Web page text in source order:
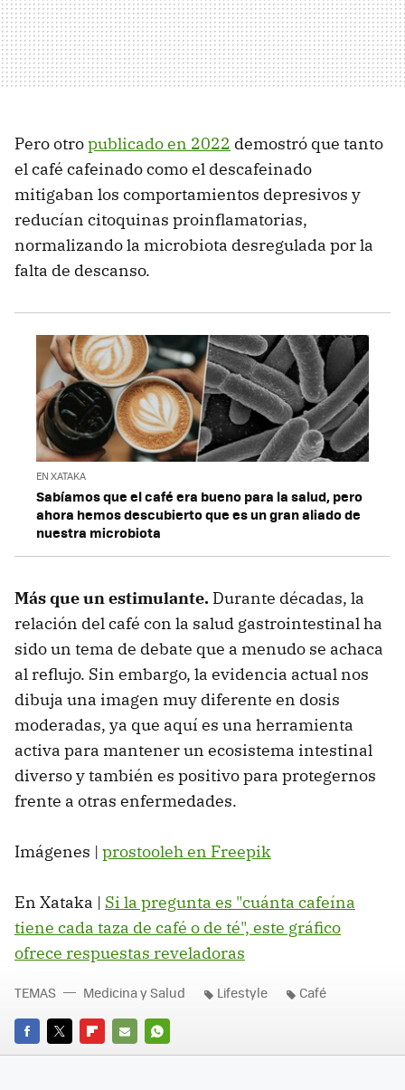
Pero otropublicado en 2022 demostró que tanto
el café cafeinado como el descafeinado
mitigaban los comportamientos depresivos y
reducían citoquinas proinflamatorias,
normalizando la microbiota desregulada por la
falta de descanso.
EN XATAKA
Sabíamos que el café era bueno para la salud, pero
ahora hemos descubierto que es un gran aliado de
nuestra microbiota
Más que un estimulante. Durante décadas, la
relación del café con la salud gastrointestinal ha
sido un tema de debate que a menudo se achaca
al reflujo. Sin embargo, la evidencia actual nos
dibuja una imagen muy diferente en dosis
moderadas, ya que aquí es una herramienta
activa para mantener un ecosistema intestinal
diverso y también es positivo para protegernos
frente a otras enfermedades.
Imágenes | prostooleh en Freepik
En Xataka | Si la pregunta es "cuánta cafeína
tiene cada taza de café o de té", este gráfico
ofrece respuestas reveladoras
FACEBOOK
TWITTERFLIPBOARD
E-
WHATSAPP
TEMAS Medicina y Salud Lifestyle Café